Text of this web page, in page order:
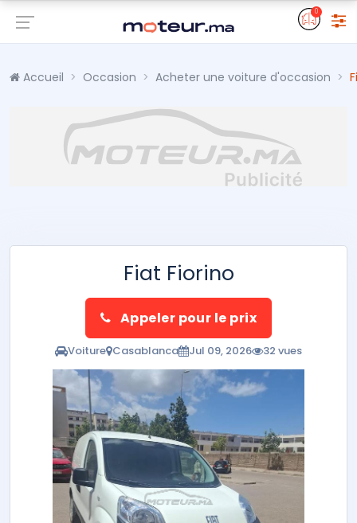
0
Accueil Occasion Acheter une voiture d'occasion
Fiat Fiorino
Appeler pour le prix
Voiture Casablanca Jul 09, 2026 32 vues